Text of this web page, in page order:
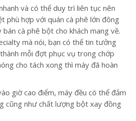
và có thể duy trì liên tục nên
phù hợp với quán cà phê lớn đông
bán cà phê bột cho khách mang về.
mà nói, bạn có thể tin tưởng
mỗi đợt phục vụ trong chớp
cho tách xong thì máy đã hoàn
giờ cao điểm, máy đều có thể đảm
cũng như chất lượng bột xay đồng